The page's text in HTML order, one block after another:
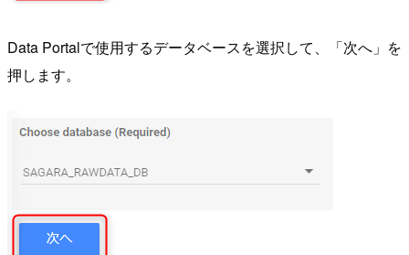
Data Portalで使用するデータベースを選択して、「次へ」を
押します。